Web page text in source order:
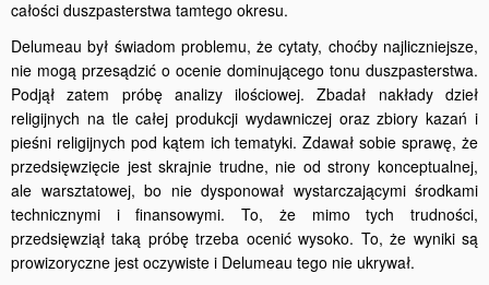
całości duszpasterstwa tamtego okresu.
Delumeau był świadom problemu, że cytaty, choćby najliczniejsze,
nie mogą przesądzić o ocenie dominującego tonu duszpasterstwa.
Podjął zatem próbę analizy ilościowej. Zbadał nakłady dzieł
religijnych na tle całej produkcji wydawniczej oraz zbiory kazań i
pieśni religijnych pod kątem ich tematyki. Zdawał sobie sprawę, że
przedsięwzięcie jest skrajnie trudne, nie od strony konceptualnej,
ale warsztatowej, bo nie dysponował wystarczającymi środkami
technicznymi i finansowymi. To, że mimo tych trudności,
przedsięwziął taką próbę trzeba ocenić wysoko. To, że wyniki są
prowizoryczne jest oczywiste i Delumeau tego nie ukrywał.